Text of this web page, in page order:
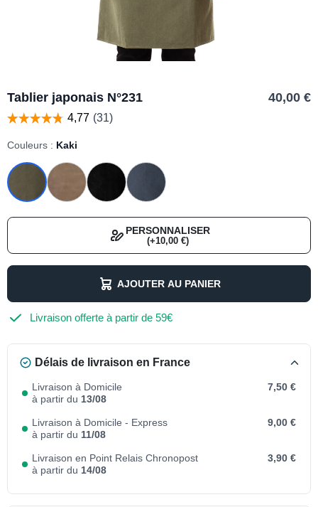
Tablier japonais N°231 40,00 €
Couleurs : Kaki
PERSONNALISER
(+10,00 €)
AJOUTER AU PANIER
Livraison offerte à partir de 59€
Délais de livraison en France
Livraison à Domicile
à partir du 13/08
7,50 €
Livraison à Domicile - Express
à partir du 11/08
9,00 €
Livraison en Point Relais Chronopost
à partir du 14/08
3,90 €